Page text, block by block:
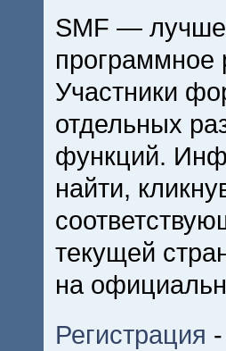
SMF —
программное
Участники
отдельных
функций.
найти,
текущей
на
Регистрация